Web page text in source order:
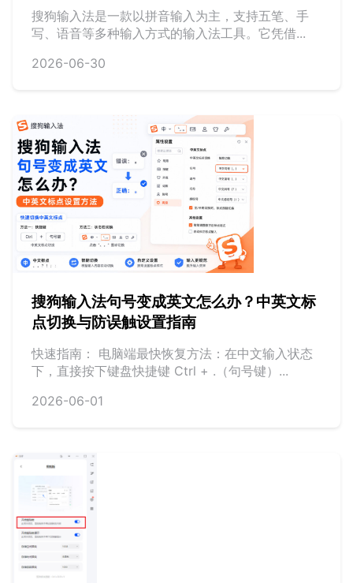
搜狗输入法是一款以拼音输入为主，支持五笔、手
写、语音等多种输入方式的输入法工具。它凭借...
2026-06-30
搜狗输入法句号变成英文怎么办？中英文标
点切换与防误触设置指南
快速指南： 电脑端最快恢复方法：在中文输入状态
下，直接按下键盘快捷键 Ctrl + .（句号键）...
2026-06-01